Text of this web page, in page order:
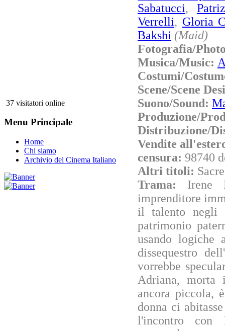
37 visitatori online
Menu Principale
Home
Chi siamo
Archivio del Cinema Italiano
Sabatucci,
Verrelli, Gloria
Bakshi (Maid)
Fotografia/
Musica/Music:
Costumi/
Scene/Scene
Suono/Sound:
Produzione/
Distribuzione/
Vendite
censura: 98740
Altri titoli:
Trama: Irene
imprenditore
il talento negli
patrimonio
usando logiche
dissequestro
vorrebbe
Adriana, morta
ancora piccola,
donna ci
l'incontro con